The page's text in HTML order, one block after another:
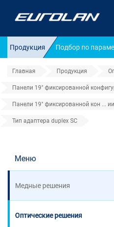
Продукция Подбор по
Главная Продукция
Панели 19" фиксированной
Панели 19" фиксированной кон ...
Тип адаптера duplex SC
Тип адаптера
Меню
Медные решения
Оптические решения